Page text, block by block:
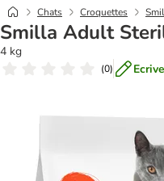
Chats Croquettes
Smilla Adult
4 kg
(0)